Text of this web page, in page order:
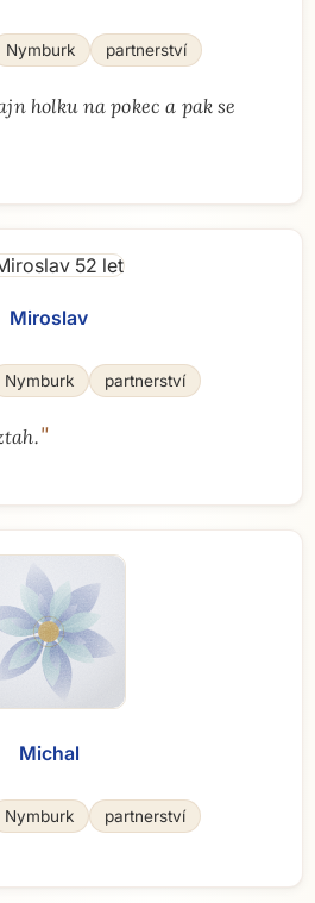
Nymburk partnerství
holku na pokec a pak se
Miroslav
Nymburk partnerství
"
Michal
Nymburk partnerství